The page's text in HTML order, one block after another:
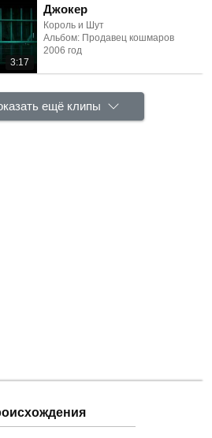
3:17
Джокер
Король и Шут
Альбом: Продавец кошмаров
2006 год
ещё клипы